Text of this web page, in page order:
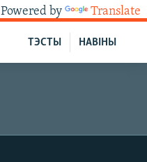
Powered by Translate
НАВІНЫ
ТЭСТЫ